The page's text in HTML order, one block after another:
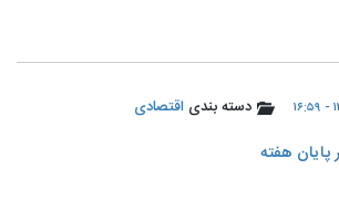
دسته بندی اقتصادی
پایان هفته